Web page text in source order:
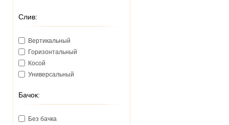
Слив:
Вертикальный
Горизонтальный
Косой
Универсальный
Бачок:
Без бачка